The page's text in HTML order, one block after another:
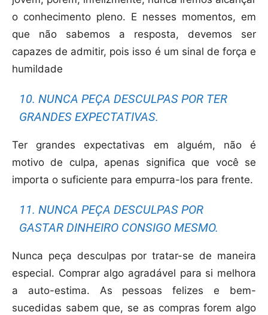
o conhecimento pleno. E nesses momentos, em
que não sabemos a resposta, devemos ser
capazes de admitir, pois isso é um sinal de força e
humildade
10. NUNCA PEÇA DESCULPAS POR TER
GRANDES EXPECTATIVAS.
Ter grandes expectativas em alguém, não é
motivo de culpa, apenas significa que você se
importa o suficiente para empurra-los para frente.
11. NUNCA PEÇA DESCULPAS POR
GASTAR DINHEIRO CONSIGO MESMO.
Nunca peça desculpas por tratar-se de maneira
especial. Comprar algo agradável para si melhora
a auto-estima. As pessoas felizes e bem-
sucedidas sabem que, se as compras forem algo